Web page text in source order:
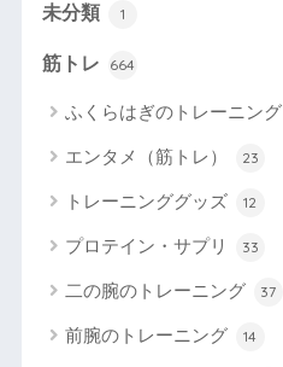
未分類 1
筋トレ 664
ふくらはぎのトレーニング
エンタメ（筋トレ） 23
トレーニンググッズ 12
プロテイン・サプリ 33
二の腕のトレーニング 37
前腕のトレーニング 14